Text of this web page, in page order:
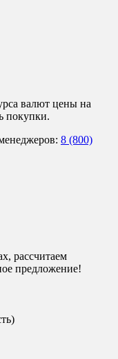
валют цены на
покупки.
8 (800)
рассчитаем
предложение!